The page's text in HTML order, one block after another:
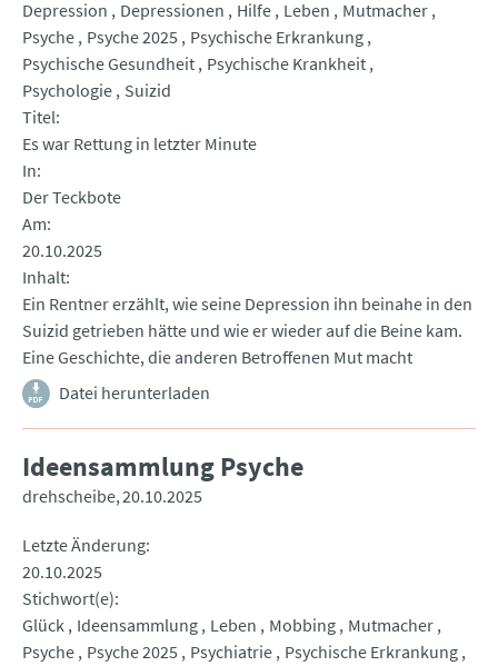
Depression Depressionen Hilfe Leben
Mutmacher
Psyche Psyche 2025
Psychische Erkrankung
Psychische Gesundheit Psychische Krankheit
Psychologie Suizid
Titel
Es war Rettung in letzter Minute
In
Der Teckbote
Am
20.10.2025
Inhalt
Ein Rentner erzählt, wie seine Depression ihn beinahe in den
Suizid getrieben hätte und wie er wieder auf die Beine kam.
Eine Geschichte, die anderen Betroffenen Mut macht
Datei herunterladen
Ideensammlung Psyche
drehscheibe 20.10.2025
Letzte Änderung
20.10.2025
Stichwort(e)
Glück Ideensammlung Leben Mobbing Mutmacher
Psyche Psyche 2025 Psychiatrie Psychische Erkrankung